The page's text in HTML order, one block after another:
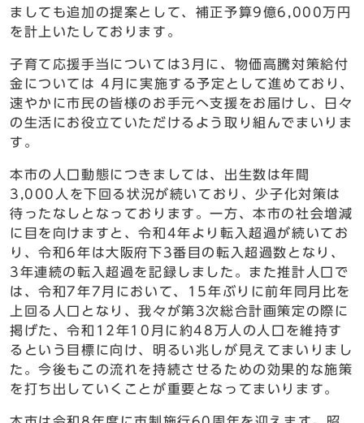
ましても追加の提案として、補正予算9億6,000万円
を計上いたしております。
子育て応援手当については3月に、物価高騰対策給付
金については 4月に実施する予定として進めており、
速やかに市民の皆様のお手元へ支援をお届けし、日々
の生活にお役立ていただけるよう取り組んでまいりま
す。
本市の人口動態につきましては、出生数は年間
3,000人を下回る状況が続いており、少子化対策は
待ったなしとなっております。一方、本市の社会増減
に目を向けますと、令和4年より転入超過が続いてお
り、令和6年は大阪府下3番目の転入超過数となり、
3年連続の転入超過を記録しました。また推計人口で
は、令和7年7月において、15年ぶりに前年同月比を
上回る人口となり、我々が第3次総合計画策定の際に
掲げた、令和12年10月に約48万人の人口を維持す
るという目標に向け、明るい兆しが見えてまいりまし
た。今後もこの流れを持続させるための効果的な施策
を打ち出していくことが重要となってまいります。